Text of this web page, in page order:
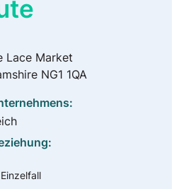
Lace Market
NG1 1QA